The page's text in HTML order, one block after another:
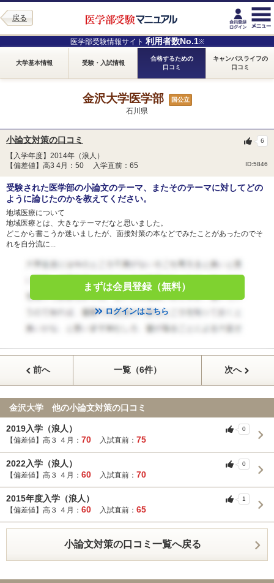
戻る
医学部受験情報サイト 利用者数No.1※
大学基本情報 受験・入試情報
合格するための
口コミ
キャンパスライフの
口コミ
金沢大学医学部 国公立
石川県
小論文対策の口コミ
【入学年度】2014年（浪人）
【偏差値】高3 4月：50 入学直前：65
ID:5846
6
受験された医学部の小論文のテーマ、またそのテーマに対してどの
ように論じたのかを教えてください。
地域医療について
地域医療とは、大きなテーマだなと思いました。
どこから書こうか迷いましたが、面接対策の本などでみたことがあったのでそ
れを自分流に...
まずは会員登録（無料）
ログインはこちら
前へ 一覧（6件） 次へ
金沢大学 他の小論文対策の口コミ
2019入学（浪人）
【偏差値】高３ ４月： 70 入試直前： 75
0
2022入学（浪人）
【偏差値】高３ ４月： 60 入試直前： 70
0
2015年度入学（浪人）
【偏差値】高３ ４月： 60 入試直前： 65
1
小論文対策の口コミ一覧へ戻る